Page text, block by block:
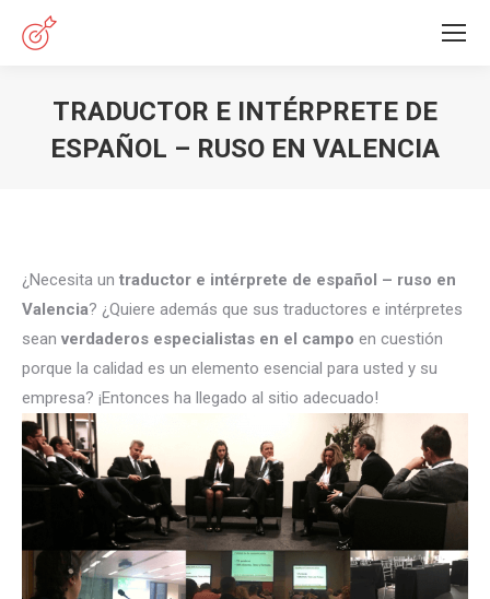
TRADUCTOR E INTÉRPRETE DE
ESPAÑOL – RUSO EN VALENCIA
¿Necesita un traductor e intérprete de español – ruso en
Valencia? ¿Quiere además que sus traductores e intérpretes
sean verdaderos especialistas en el campo en cuestión
porque la calidad es un elemento esencial para usted y su
empresa? ¡Entonces ha llegado al sitio adecuado!